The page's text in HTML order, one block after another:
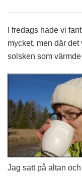
I fredags hade vi
mycket, men där
solsken som
Jag satt på altan